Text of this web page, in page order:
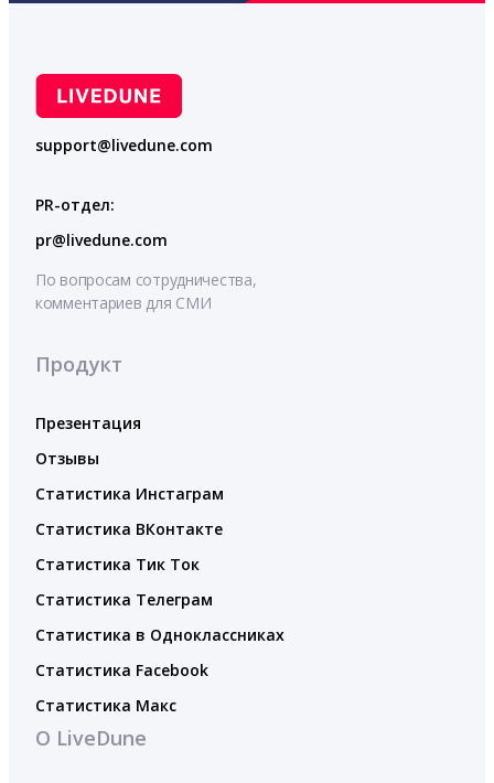
support@livedune.com
PR-отдел:
pr@livedune.com
По вопросам сотрудничества,
комментариев для СМИ
Продукт
Презентация
Отзывы
Статистика Инстаграм
Статистика ВКонтакте
Статистика Тик Ток
Статистика Телеграм
Статистика в Одноклассниках
Статистика Facebook
Статистика Макс
О LiveDune